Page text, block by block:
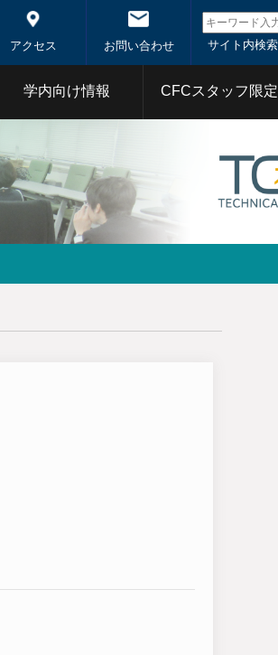
アクセス お問い合わせ
システム概
東工大コアファシリティ
事業
体
システム
年 2020年
学内向け情報 CFCスタッフ限定